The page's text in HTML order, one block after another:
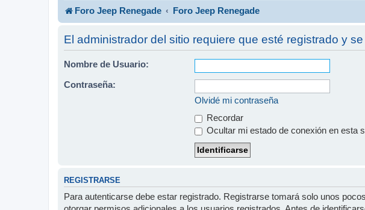
Foro Jeep Renegade Foro Jeep Renegade
El administrador del sitio requiere que esté registrado y
Nombre de Usuario:
Contraseña:
Olvidé mi contraseña
Recordar
Ocultar mi estado de conexión en esta
REGISTRARSE
Para autenticarse debe estar registrado. Registrarse tomará solo unos